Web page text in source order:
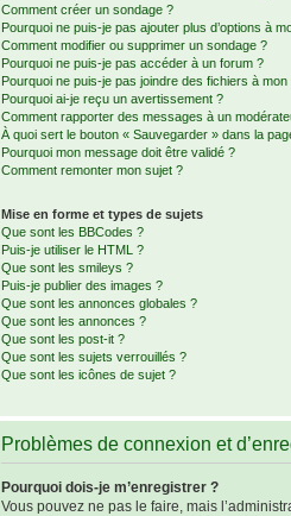
Comment créer un sondage ?
Pourquoi ne puis-je pas ajouter plus d’options à
Comment modifier ou supprimer un sondage ?
Pourquoi ne puis-je pas accéder à un forum ?
Pourquoi ne puis-je pas joindre des fichiers à
Pourquoi ai-je reçu un avertissement ?
Comment rapporter des messages à un
À quoi sert le bouton « Sauvegarder » dans la
Pourquoi mon message doit être validé ?
Comment remonter mon sujet ?
Mise en forme et types de sujets
Que sont les BBCodes ?
Puis-je utiliser le HTML ?
Que sont les smileys ?
Puis-je publier des images ?
Que sont les annonces globales ?
Que sont les annonces ?
Que sont les post-it ?
Que sont les sujets verrouillés ?
Que sont les icônes de sujet ?
Problèmes de connexion et
Pourquoi dois-je m’enregistrer ?
Vous pouvez ne pas le faire, mais